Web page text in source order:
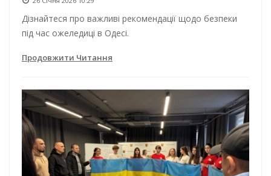
Дізнайтеся про важливі рекомендації щодо безпеки
під час ожеледиці в Одесі.
Продовжити Читання